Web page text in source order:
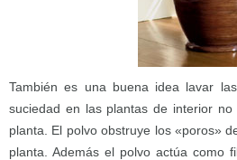
También es una buena idea lavar
suciedad en las plantas de interior
planta. El polvo obstruye los «poros»
planta. Además el polvo actúa como